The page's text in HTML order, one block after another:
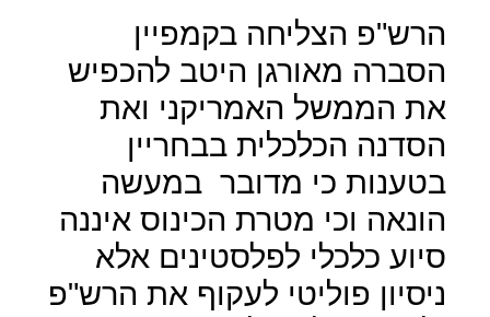
הרש"פ הצליחה בקמפיין
הסברה מאורגן היטב להכפיש
את הממשל האמריקני ואת
הסדנה הכלכלית בבחריין
בטענות כי מדובר במעשה
הונאה וכי מטרת הכינוס איננה
סיוע כלכלי לפלסטינים אלא
ניסיון פוליטי לעקוף את הרש"פ